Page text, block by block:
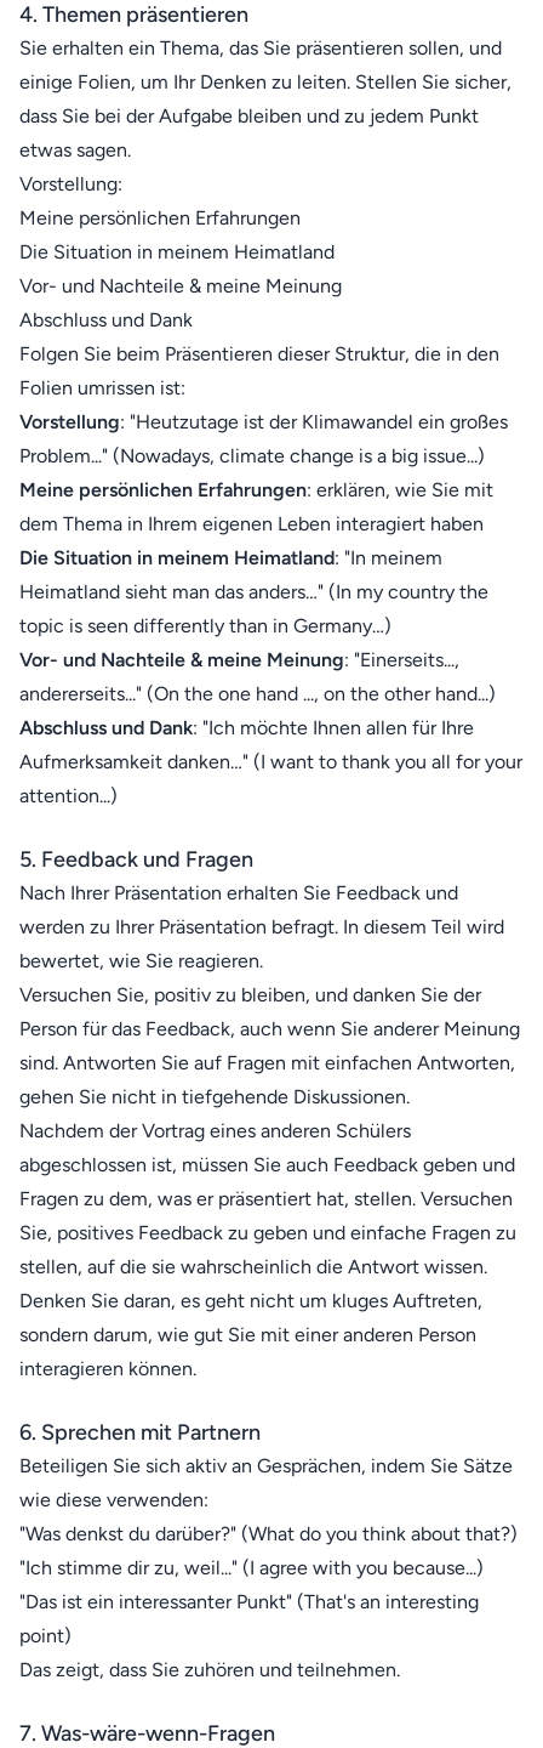
4. Themen präsentieren
Sie erhalten ein Thema, das Sie präsentieren sollen, und
einige Folien, um Ihr Denken zu leiten. Stellen Sie sicher,
dass Sie bei der Aufgabe bleiben und zu jedem Punkt
etwas sagen.
Vorstellung:
Meine persönlichen Erfahrungen
Die Situation in meinem Heimatland
Vor- und Nachteile & meine Meinung
Abschluss und Dank
Folgen Sie beim Präsentieren dieser Struktur, die in den
Folien umrissen ist:
Vorstellung: "Heutzutage ist der Klimawandel ein großes
Problem..." (Nowadays, climate change is a big issue...)
Meine persönlichen Erfahrungen: erklären, wie Sie mit
dem Thema in Ihrem eigenen Leben interagiert haben
Die Situation in meinem Heimatland: "In meinem
Heimatland sieht man das anders…" (In my country the
topic is seen differently than in Germany…)
Vor- und Nachteile & meine Meinung: "Einerseits...,
andererseits..." (On the one hand ..., on the other hand...)
Abschluss und Dank: "Ich möchte Ihnen allen für Ihre
Aufmerksamkeit danken…" (I want to thank you all for your
attention...)
5. Feedback und Fragen
Nach Ihrer Präsentation erhalten Sie Feedback und
werden zu Ihrer Präsentation befragt. In diesem Teil wird
bewertet, wie Sie reagieren.
Versuchen Sie, positiv zu bleiben, und danken Sie der
Person für das Feedback, auch wenn Sie anderer Meinung
sind. Antworten Sie auf Fragen mit einfachen Antworten,
gehen Sie nicht in tiefgehende Diskussionen.
Nachdem der Vortrag eines anderen Schülers
abgeschlossen ist, müssen Sie auch Feedback geben und
Fragen zu dem, was er präsentiert hat, stellen. Versuchen
Sie, positives Feedback zu geben und einfache Fragen zu
stellen, auf die sie wahrscheinlich die Antwort wissen.
Denken Sie daran, es geht nicht um kluges Auftreten,
sondern darum, wie gut Sie mit einer anderen Person
interagieren können.
6. Sprechen mit Partnern
Beteiligen Sie sich aktiv an Gesprächen, indem Sie Sätze
wie diese verwenden:
"Was denkst du darüber?" (What do you think about that?)
"Ich stimme dir zu, weil..." (I agree with you because...)
"Das ist ein interessanter Punkt" (That's an interesting
point)
Das zeigt, dass Sie zuhören und teilnehmen.
7. Was-wäre-wenn-Fragen